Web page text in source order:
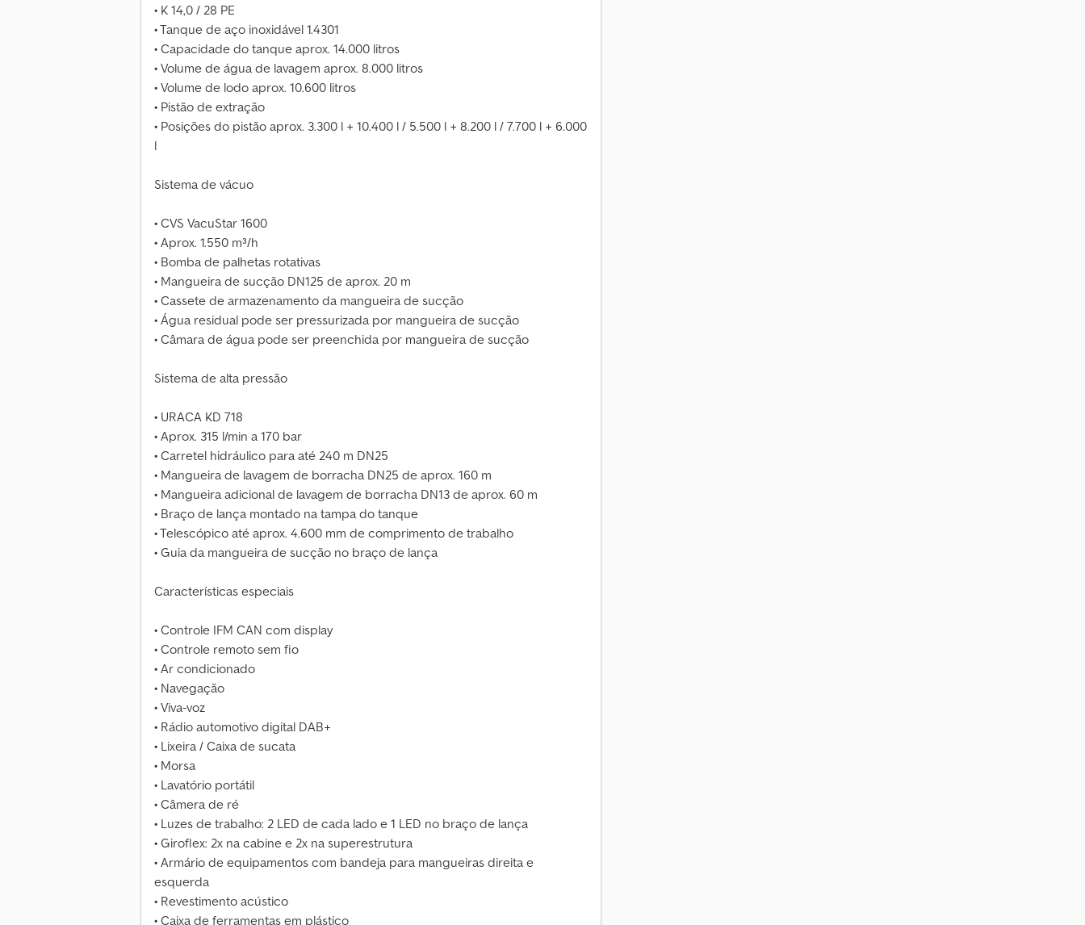
• K 14,0 / 28 PE
• Tanque de aço inoxidável 1.4301
• Capacidade do tanque aprox. 14.000 litros
• Volume de água de lavagem aprox. 8.000 litros
• Volume de lodo aprox. 10.600 litros
• Pistão de extração
• Posições do pistão aprox. 3.300 l + 10.400 l / 5.500 l + 8.200 l / 7.700 l + 6.000
l
Sistema de vácuo
• CVS VacuStar 1600
• Aprox. 1.550 m³/h
• Bomba de palhetas rotativas
• Mangueira de sucção DN125 de aprox. 20 m
• Cassete de armazenamento da mangueira de sucção
• Água residual pode ser pressurizada por mangueira de sucção
• Câmara de água pode ser preenchida por mangueira de sucção
Sistema de alta pressão
• URACA KD 718
• Aprox. 315 l/min a 170 bar
• Carretel hidráulico para até 240 m DN25
• Mangueira de lavagem de borracha DN25 de aprox. 160 m
• Mangueira adicional de lavagem de borracha DN13 de aprox. 60 m
• Braço de lança montado na tampa do tanque
• Telescópico até aprox. 4.600 mm de comprimento de trabalho
• Guia da mangueira de sucção no braço de lança
Características especiais
• Controle IFM CAN com display
• Controle remoto sem fio
• Ar condicionado
• Navegação
• Viva-voz
• Rádio automotivo digital DAB+
• Lixeira / Caixa de sucata
• Morsa
• Lavatório portátil
• Câmera de ré
• Luzes de trabalho: 2 LED de cada lado e 1 LED no braço de lança
• Giroflex: 2x na cabine e 2x na superestrutura
• Armário de equipamentos com bandeja para mangueiras direita e
esquerda
• Revestimento acústico
• Caixa de ferramentas em plástico